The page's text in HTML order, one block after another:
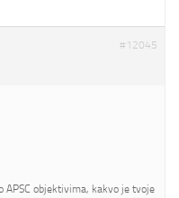
#12045
APSC objektivima, kakvo je tvoje